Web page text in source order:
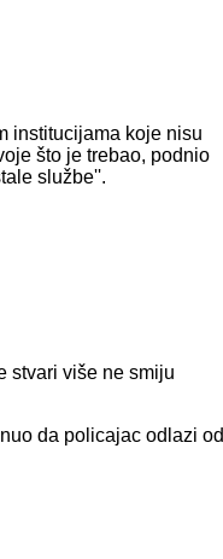
institucijama koje nisu
što je trebao, podnio
službe''.
stvari više ne smiju
da policajac odlazi od